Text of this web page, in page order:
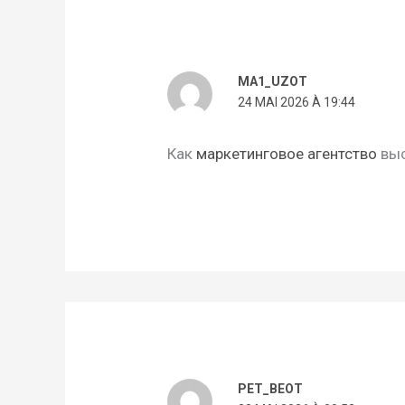
MA1_UZOT
24 MAI 2026 À 19:44
Как маркетинговое агентство
PET_BEOT